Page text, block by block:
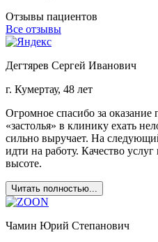
Отзывы пациентов
Все отзывы
Дегтярев Сергей Иванович
г. Кумертау, 48 лет
Огромное спасибо за
«застолья» в клинику ехать
сильно выручает. На
идти на работу. Качество
высоте.
Читать полностью...
Чамин Юрий Степанович